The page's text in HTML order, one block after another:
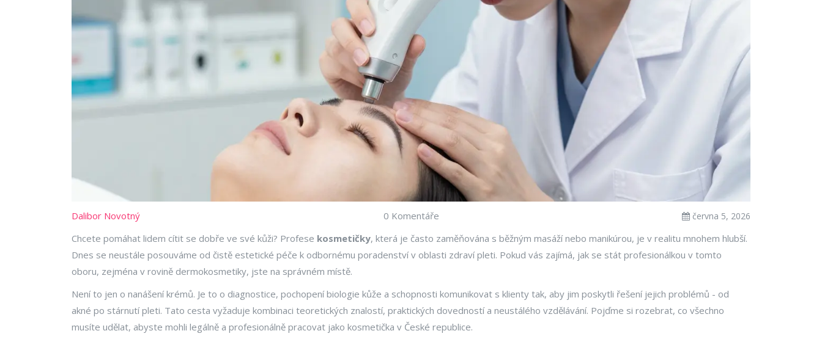
Dalibor Novotný 0 Komentáře června 5, 2026
Chcete pomáhat lidem cítit se dobře ve své kůži? Profese kosmetičky, která je často zaměňována s běžným masáží nebo manikúrou, je v realitu mnohem hlubší.
Dnes se neustále posouváme od čistě estetické péče k odbornému poradenství v oblasti zdraví pleti. Pokud vás zajímá, jak se stát profesionálkou v tomto
oboru, zejména v rovině dermokosmetiky, jste na správném místě.
Není to jen o nanášení krémů. Je to o diagnostice, pochopení biologie kůže a schopnosti komunikovat s klienty tak, aby jim poskytli řešení jejich problémů - od
akné po stárnutí pleti. Tato cesta vyžaduje kombinaci teoretických znalostí, praktických dovedností a neustálého vzdělávání. Pojďme si rozebrat, co všechno
musíte udělat, abyste mohli legálně a profesionálně pracovat jako kosmetička v České republice.